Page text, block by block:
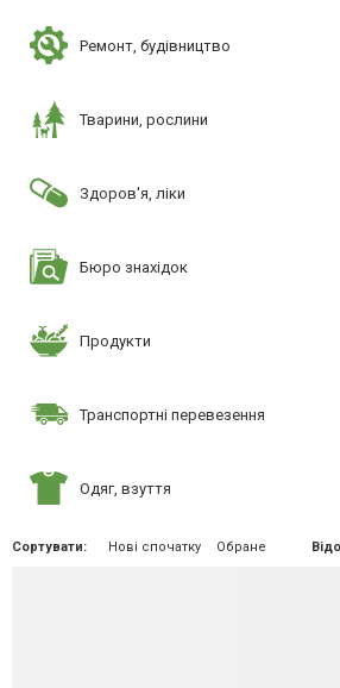
Ремонт, будівництво
Тварини, рослини
Здоров'я, ліки
Бюро знахідок
Продукти
Транспортні перевезення
Одяг, взуття
Сортувати: Нові спочатку Обране